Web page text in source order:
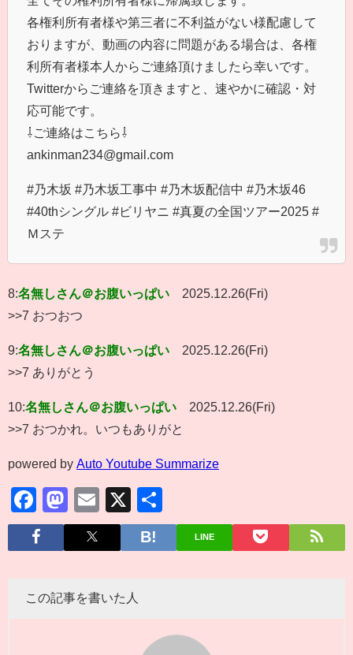
各権利所有者様や第三者に不利益がない様配慮して
おりますが、動画の内容に問題がある場合は、各権
利所有者様本人からご連絡頂けましたら幸いです。
Twitterからご連絡を頂きますと、速やかに確認・対
応可能です。
⇩ご連絡はこちら⇩
ankinman234@gmail.com
#乃木坂 #乃木坂工事中 #乃木坂配信中 #乃木坂46
#40thシングル #ビリヤニ #真夏の全国ツアー2025 #
Ｍステ
8:名無しさん＠お腹いっぱい
2025.12.26(Fri)
>>7 おつおつ
9:名無しさん＠お腹いっぱい
2025.12.26(Fri)
>>7 ありがとう
10:名無しさん＠お腹いっぱい
2025.12.26(Fri)
>>7 おつかれ。いつもありがと
powered by Auto Youtube Summarize
Facebook
Mastodon
Email
X
有
LINE
この記事を書いた人